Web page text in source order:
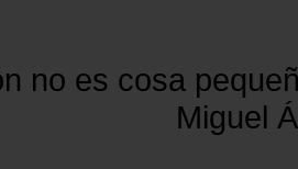
no es cosa
Miguel